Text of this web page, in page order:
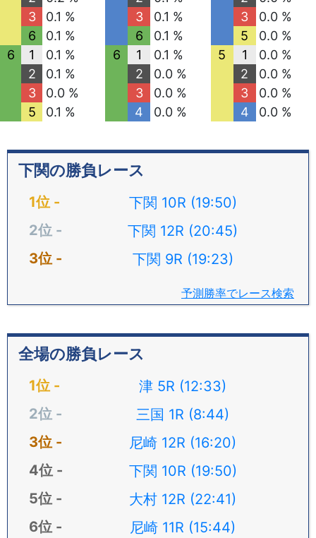
3
0.1 %
6
0.1 %
6
1
0.1 %
2
0.1 %
3
0.0 %
5
0.1 %
3
0.1 %
6
0.1 %
6
1
0.1 %
2
0.0 %
3
0.0 %
4
0.0 %
3
0.0 %
5
0.0 %
5
1
0.0 %
2
0.0 %
3
0.0 %
4
0.0 %
下関の勝負レース
下関 10R (19:50)
下関 12R (20:45)
下関 9R (19:23)
予測勝率でレース検索
全場の勝負レース
津 5R (12:33)
三国 1R (8:44)
尼崎 12R (16:20)
下関 10R (19:50)
大村 12R (22:41)
尼崎 11R (15:44)